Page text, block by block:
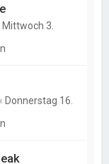
Mittwoch 3.
Donnerstag 16.